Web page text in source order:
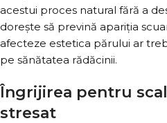
acestui proces natural fără a
dorește să prevină apariția
afecteze estetica părului ar
pe sănătatea rădăcinii.
Îngrijirea pentru
stresat